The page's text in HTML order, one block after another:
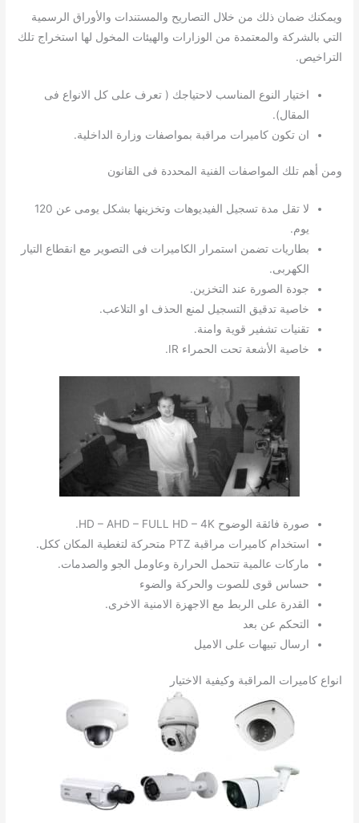
ويمكنك ضمان ذلك من خلال التصاريح والمستندات والأوراق الرسمية
التي بالشركة والمعتمدة من الوزارات والهيئات المخول لها استخراج تلك
التراخيص.
اختيار النوع المناسب لاحتياجك ( تعرف على كل الانواع فى
المقال).
ان تكون كاميرات مراقبة بمواصفات وزارة الداخلية.
ومن أهم تلك المواصفات الفنية المحددة فى القانون
لا تقل مدة تسجيل الفيديوهات وتخزينها بشكل يومى عن 120
يوم.
بطاريات تضمن استمرار الكاميرات فى التصوير مع انقطاع التيار
الكهربى.
جودة الصورة عند التخزين.
خاصية تدقيق التسجيل لمنع الحذف او التلاعب.
تقنيات تشفير قوية وامنة.
خاصية الأشعة تحت الحمراء IR.
صورة فائقة الوضوح HD – AHD – FULL HD – 4K.
استخدام كاميرات مراقبة PTZ متحركة لتغطية المكان ككل.
ماركات عالمية تتحمل الحرارة وعاومل الجو والصدمات.
حساس قوى للصوت والحركة والضوء
القدرة على الربط مع الاجهزة الامنية الاخرى.
التحكم عن بعد
ارسال تبيهات على الاميل
انواع كاميرات المراقبة وكيفية الاختيار